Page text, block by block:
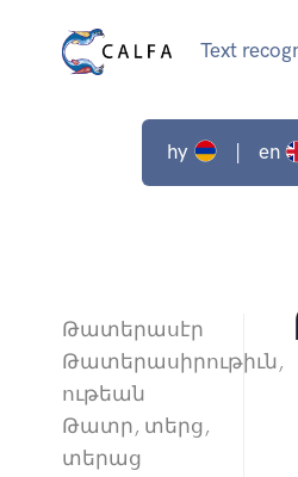
Text
hy | en
Թատերասէր
Թատերասիրութիւն,
ութեան
Թատր, տերց,
տերաց